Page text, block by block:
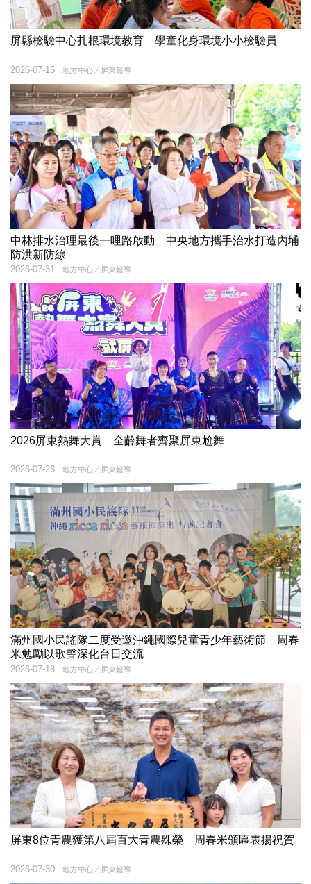
屏縣檢驗中心扎根環境教育 學童化身環境小小檢驗員
地方中心／屏東報導
2026-07-15
中林排水治理最後一哩路啟動 中央地方攜手治水打造內埔
防洪新防線
地方中心／屏東報導
2026-07-31
2026屏東熱舞大賞 全齡舞者齊聚屏東尬舞
地方中心／屏東報導
2026-07-26
滿州國小民謠隊二度受邀沖繩國際兒童青少年藝術節 周春
米勉勵以歌聲深化台日交流
地方中心／屏東報導
2026-07-18
屏東8位青農獲第八屆百大青農殊榮 周春米頒匾表揚祝賀
地方中心／屏東報導
2026-07-30